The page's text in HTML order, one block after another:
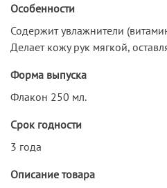
Особенности
Содержит увлажнители
Делает кожу рук мягкой,
Форма выпуска
Флакон 250 мл.
Срок годности
3 года
Описание товара